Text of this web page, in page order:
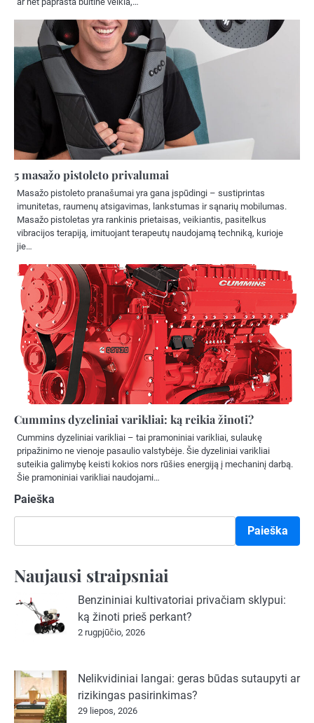
5 masažo pistoleto privalumai
Masažo pistoleto pranašumai yra gana įspūdingi – sustiprintas
imunitetas, raumenų atsigavimas, lankstumas ir sąnarių mobilumas.
Masažo pistoletas yra rankinis prietaisas, veikiantis, pasitelkus
vibracijos terapiją, imituojant terapeutų naudojamą techniką, kurioje
jie…
Cummins dyzeliniai varikliai: ką reikia žinoti?
Cummins dyzeliniai varikliai – tai pramoniniai varikliai, sulaukę
pripažinimo ne vienoje pasaulio valstybėje. Šie dyzeliniai varikliai
suteikia galimybę keisti kokios nors rūšies energiją į mechaninį darbą.
Šie pramoniniai varikliai naudojami…
Paieška
Paieška
Naujausi straipsniai
Benzininiai kultivatoriai privačiam sklypui:
ką žinoti prieš perkant?
2 rugpjūčio, 2026
Nelikvidiniai langai: geras būdas sutaupyti ar
rizikingas pasirinkimas?
29 liepos, 2026